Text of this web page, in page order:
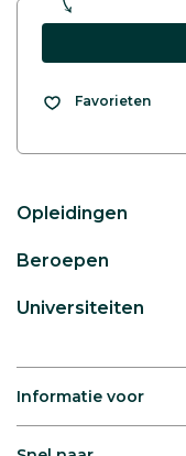
Favorieten
Opleidingen
Beroepen
Universiteiten
Informatie voor